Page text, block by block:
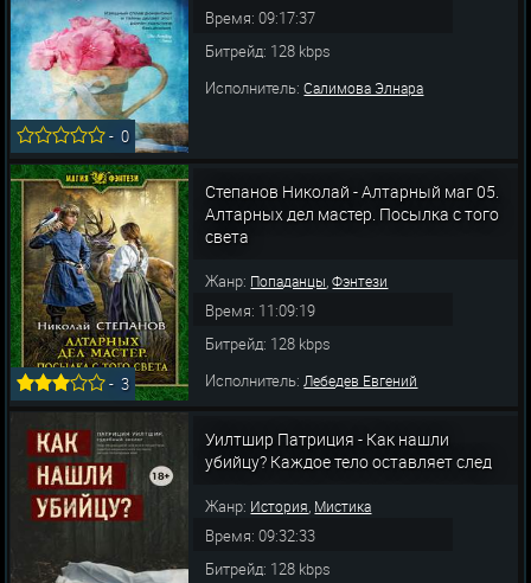
-0
Время: 09:17:37
Битрейд: 128 kbps
Исполнитель:Салимова Элнара
-3
Степанов Николай - Алтарный маг 05.
Алтарных дел мастер. Посылка с того
света
Жанр: Попаданцы,Фэнтези
Время: 11:09:19
Битрейд: 128 kbps
Исполнитель:Лебедев Евгений
Уилтшир Патриция - Как нашли
убийцу? Каждое тело оставляет след
Жанр: История, Мистика
Время: 09:32:33
Битрейд: 128 kbps